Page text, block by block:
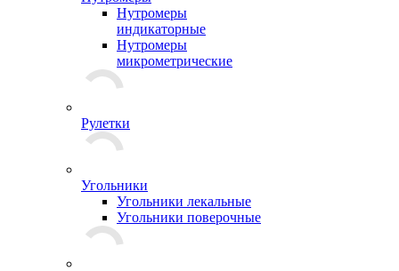
Нутромеры
индикаторные
Нутромеры
микрометрические
Рулетки
Угольники
Угольники лекальные
Угольники поверочные